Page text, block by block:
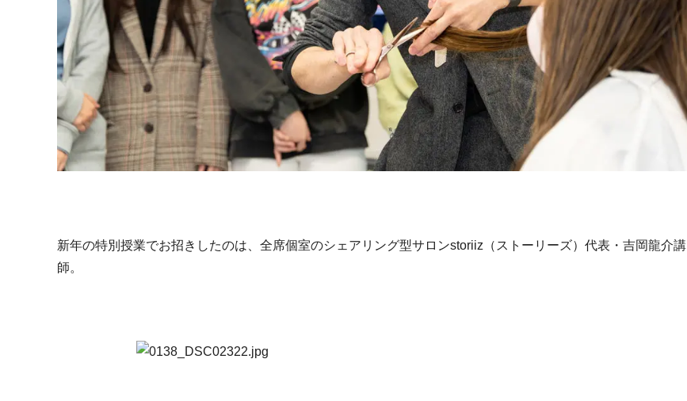
新年の特別授業でお招きしたのは、全席個室のシェアリング型サロンstoriiz（ストーリーズ）代表・吉岡龍介講
師。